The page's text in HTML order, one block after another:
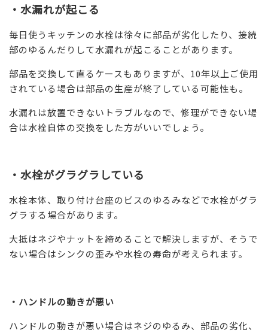
・水漏れが起こる
毎日使うキッチンの水栓は徐々に部品が劣化したり、接続
部のゆるんだりして水漏れが起こることがあります。
部品を交換して直るケースもありますが、10年以上ご使用
されている場合は部品の生産が終了している可能性も。
水漏れは放置できないトラブルなので、修理ができない場
合は水栓自体の交換をした方がいいでしょう。
・水栓がグラグラしている
水栓本体、取り付け台座のビスのゆるみなどで水栓がグラ
グラする場合があります。
大抵はネジやナットを締めることで解決しますが、そうで
ない場合はシンクの歪みや水栓の寿命が考えられます。
・ハンドルの動きが悪い
ハンドルの動きが悪い場合はネジのゆるみ、部品の劣化、